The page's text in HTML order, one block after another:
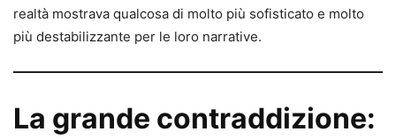
realtà mostrava qualcosa di molto più sofisticato e molto
più destabilizzante per le loro narrative.
La grande contraddizione: